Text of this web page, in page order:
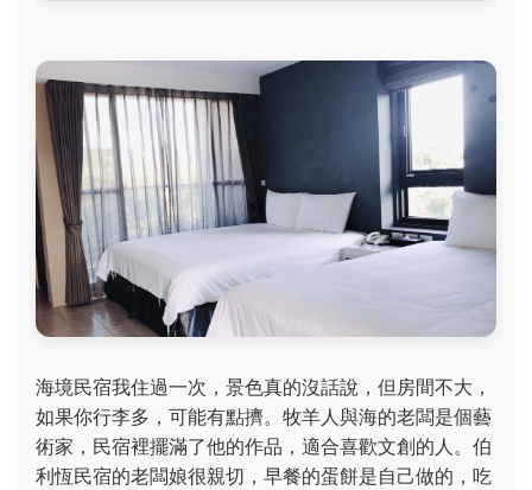
海境民宿我住過一次，景色真的沒話說，但房間不大，
如果你行李多，可能有點擠。牧羊人與海的老闆是個藝
術家，民宿裡擺滿了他的作品，適合喜歡文創的人。伯
利恆民宿的老闆娘很親切，早餐的蛋餅是自己做的，吃